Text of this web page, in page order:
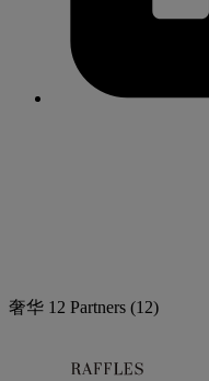
奢华 12 Partners (12)